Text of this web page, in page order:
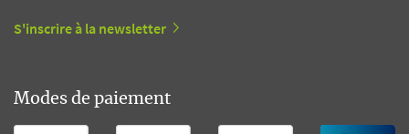
S'inscrire à la newsletter
Modes de paiement